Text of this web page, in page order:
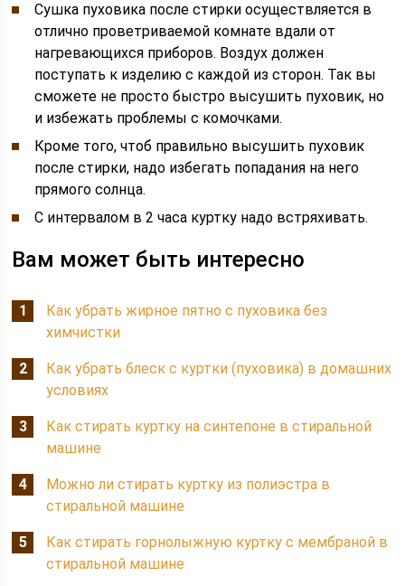
Сушка пуховика после стирки осуществляется в
отлично проветриваемой комнате вдали от
нагревающихся приборов. Воздух должен
поступать к изделию с каждой из сторон. Так вы
сможете не просто быстро высушить пуховик, но
и избежать проблемы с комочками.
Кроме того, чтоб правильно высушить пуховик
после стирки, надо избегать попадания на него
прямого солнца.
С интервалом в 2 часа куртку надо встряхивать.
Вам может быть интересно
Как убрать жирное пятно с пуховика без
химчистки
Как убрать блеск с куртки (пуховика) в домашних
условиях
Как стирать куртку на синтепоне в стиральной
машине
Можно ли стирать куртку из полиэстра в
стиральной машине
Как стирать горнолыжную куртку с мембраной в
стиральной машине